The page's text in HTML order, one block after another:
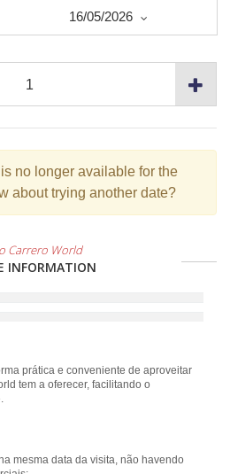
16/05/2026
no longer available for the
about trying another date?
Carrero World
INFORMATION
prática e conveniente de aproveitar
tem a oferecer, facilitando o
mesma data da visita, não havendo